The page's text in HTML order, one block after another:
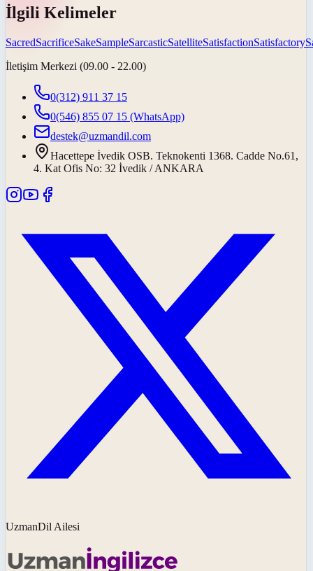
İlgili Kelimeler
SacredSacrificeSakeSampleSarcasticSatelliteSatisfactionSatisfactory
İletişim Merkezi (09.00 - 22.00)
0(312) 911 37 15
0(546) 855 07 15 (WhatsApp)
destek@uzmandil.com
Hacettepe İvedik OSB. Teknokenti 1368. Cadde No.61,
4. Kat Ofis No: 32 İvedik / ANKARA
UzmanDil Ailesi